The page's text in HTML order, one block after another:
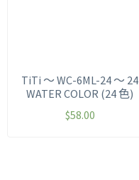
TiTi ～ WC-6ML-24 ～ 24
WATER COLOR (24 色)
$58.00